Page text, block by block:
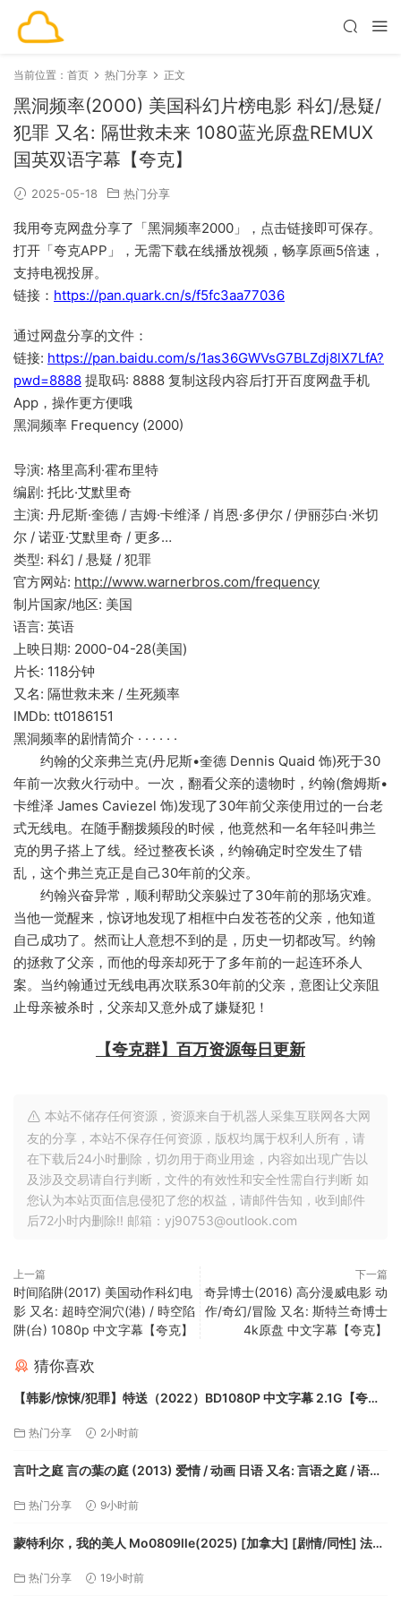
当前位置： 首页 热门分享 正文
黑洞频率(2000) 美国科幻片榜电影 科幻/悬疑/
犯罪 又名: 隔世救未来 1080蓝光原盘REMUX
国英双语字幕【夸克】
2025-05-18 热门分享
我用夸克网盘分享了「黑洞频率2000」，点击链接即可保存。
打开「夸克APP」，无需下载在线播放视频，畅享原画5倍速，
支持电视投屏。
链接： https://pan.quark.cn/s/f5fc3aa77036
通过网盘分享的文件：
链接: https://pan.baidu.com/s/1as36GWVsG7BLZdj8lX7LfA?
pwd=8888 提取码: 8888 复制这段内容后打开百度网盘手机
App，操作更方便哦
黑洞频率 Frequency (2000)
导演: 格里高利·霍布里特
编剧: 托比·艾默里奇
主演: 丹尼斯·奎德 / 吉姆·卡维泽 / 肖恩·多伊尔 / 伊丽莎白·米切
尔 / 诺亚·艾默里奇 / 更多…
类型: 科幻 / 悬疑 / 犯罪
官方网站: http://www.warnerbros.com/frequency
制片国家/地区: 美国
语言: 英语
上映日期: 2000-04-28(美国)
片长: 118分钟
又名: 隔世救未来 / 生死频率
IMDb: tt0186151
黑洞频率的剧情简介 · · · · · ·
约翰的父亲弗兰克(丹尼斯•奎德 Dennis Quaid 饰)死于30
年前一次救火行动中。一次，翻看父亲的遗物时，约翰(詹姆斯•
卡维泽 James Caviezel 饰)发现了30年前父亲使用过的一台老
式无线电。在随手翻拨频段的时候，他竟然和一名年轻叫弗兰
克的男子搭上了线。经过整夜长谈，约翰确定时空发生了错
乱，这个弗兰克正是自己30年前的父亲。
约翰兴奋异常，顺利帮助父亲躲过了30年前的那场灾难。
当他一觉醒来，惊讶地发现了相框中白发苍苍的父亲，他知道
自己成功了。然而让人意想不到的是，历史一切都改写。约翰
的拯救了父亲，而他的母亲却死于了多年前的一起连环杀人
案。当约翰通过无线电再次联系30年前的父亲，意图让父亲阻
止母亲被杀时，父亲却又意外成了嫌疑犯！
【夸克群】百万资源每日更新
本站不储存任何资源，资源来自于机器人采集互联网各大网
友的分享，本站不保存任何资源，版权均属于权利人所有，请
在下载后24小时删除，切勿用于商业用途，内容如出现广告以
及涉及交易请自行判断，文件的有效性和安全性需自行判断 如
您认为本站页面信息侵犯了您的权益，请邮件告知，收到邮件
后72小时内删除!! 邮箱：yj90753@outlook.com
上一篇
时间陷阱(2017) 美国动作科幻电
影 又名: 超時空洞穴(港) / 時空陷
阱(台) 1080p 中文字幕【夸克】
下一篇
奇异博士(2016) 高分漫威电影 动
作/奇幻/冒险 又名: 斯特兰奇博士
4k原盘 中文字幕【夸克】
猜你喜欢
【韩影/惊悚/犯罪】特送（2022）BD1080P 中文字幕 2.1G【夸
热门分享 2小时前
言叶之庭 言の葉の庭 (2013) 爱情 / 动画 日语 又名: 言语之庭 / 语言
热门分享 9小时前
蒙特利尔，我的美人 Mo0809lle(2025) [加拿大] [剧情/同性] 法
热门分享 19小时前